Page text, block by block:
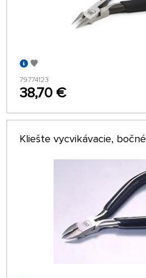
79774123
38,70 €
Kliešte vycvikávacie, bočné